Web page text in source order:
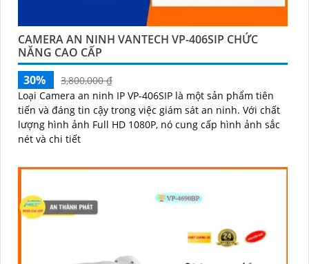
CAMERA AN NINH VANTECH VP-406SIP CHỨC
NĂNG CAO CẤP
30%
3,800,000 ₫
Loại Camera an ninh IP VP-406SIP là một sản phẩm tiên
tiến và đáng tin cậy trong việc giám sát an ninh. Với chất
lượng hình ảnh Full HD 1080P, nó cung cấp hình ảnh sắc
nét và chi tiết